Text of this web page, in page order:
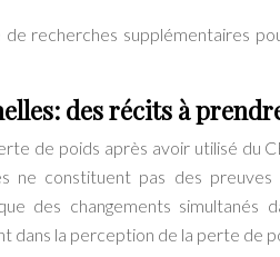
de recherches supplémentaires
des récits à
de poids après avoir utilisé du
ne constituent pas des
des changements simultanés
dans la perception de la perte de